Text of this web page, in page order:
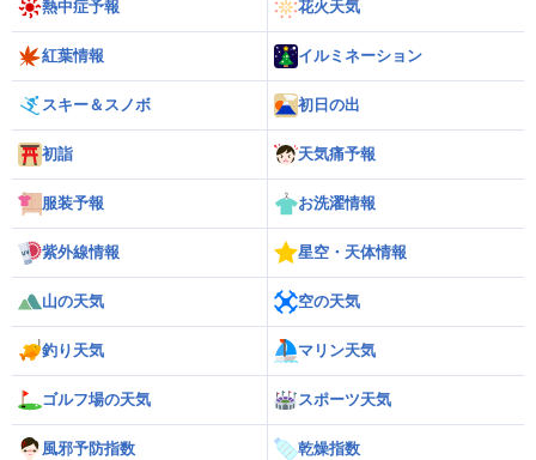
熱中症予報 花火天気
紅葉情報 イルミネーション
スキー＆スノボ 初日の出
初詣 天気痛予報
服装予報 お洗濯情報
紫外線情報 星空・天体情報
山の天気 空の天気
釣り天気 マリン天気
ゴルフ場の天気 スポーツ天気
風邪予防指数 乾燥指数